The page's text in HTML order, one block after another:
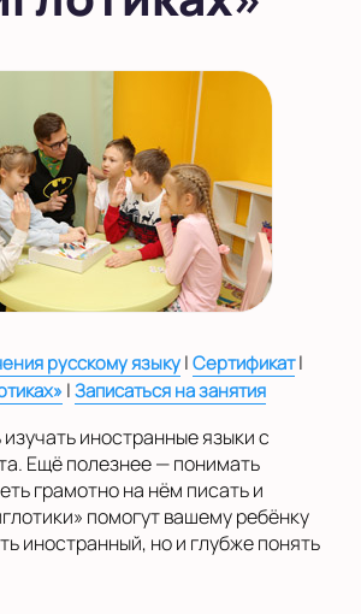
русскому языку|Сертификат|
|Записаться на занятия
иностранные языки с
Ещё полезнее — понимать
грамотно на нём писать и
помогут вашему ребёнку
иностранный, но и глубже понять